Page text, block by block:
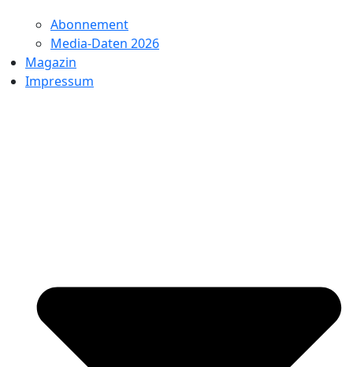
Abonnement
Media-Daten 2026
Magazin
Impressum